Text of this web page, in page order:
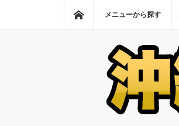
ホーム
メニューから探す